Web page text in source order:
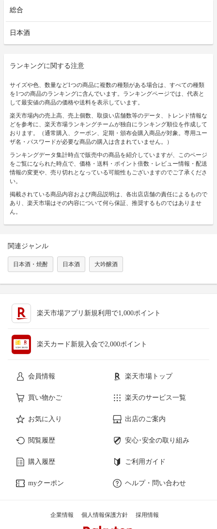
総合
日本酒
ランキングに関する注意
サイズや色、数量など1つの商品に複数の種類がある場合は、すべての種類
を1つの商品のランキングに含んでいます。ランキングページでは、代表と
して最安値の商品の価格や送料を表示しています。
楽天市場内の売上高、売上個数、取扱い店舗数等のデータ、トレンド情報な
どを参考に、楽天市場ランキングチームが独自にランキング順位を作成して
おります。（通常購入、クーポン、定期・頒布会購入商品が対象。専用ユー
ザ名・パスワードが必要な商品の購入は含まれていません。）
ランキングデータ集計時点で販売中の商品を紹介していますが、このページ
をご覧になられた時点で、価格・送料・ポイント倍数・レビュー情報・配送
情報の変更や、売り切れとなっている可能性もございますのでご了承くださ
い。
掲載されている商品内容および商品説明は、各出店店舗の責任によるもので
あり、楽天市場はその内容について何ら保証、推奨するものではありませ
ん。
関連ジャンル
日本酒・焼酎 日本酒 大吟醸酒
楽天市場アプリ新規利用で1,000ポイント
楽天カード新規入会で2,000ポイント
会員情報 楽天市場トップ
買い物かご 楽天のサービス一覧
お気に入り 出店のご案内
閲覧履歴 安心･安全の取り組み
購入履歴 ご利用ガイド
myクーポン ヘルプ・問い合わせ
企業情報 個人情報保護方針 採用情報